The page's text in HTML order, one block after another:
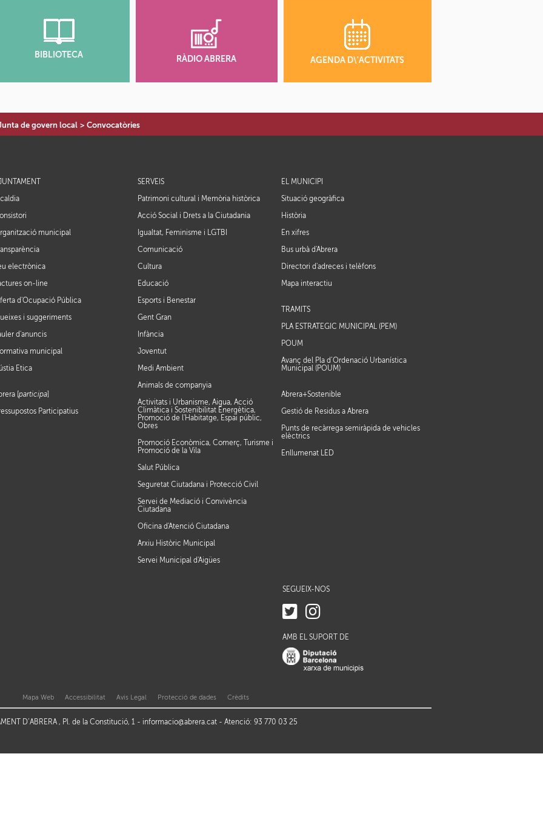
BIBLIOTECA RÀDIO ABRERA AGENDA D\'ACTIVITATS
de govern local > Convocatòries
municipal
electrònica
on-line
d'Ocupació Pública
i suggeriments
d'anuncis
municipal
Ètica
SERVEIS
Patrimoni cultural i Memòria històrica
Acció Social i Drets a la Ciutadania
Igualtat, Feminisme i LGTBI
Comunicació
Cultura
Educació
Esports i Benestar
Gent Gran
Infància
Joventut
Medi Ambient
Animals de companyia
Activitats i Urbanisme, Aigua, Acció
Climàtica i Sostenibilitat Energètica,
Promoció de l'Habitatge, Espai públic,
Obres
Promoció Econòmica, Comerç, Turisme i
Promoció de la Vila
Salut Pública
Seguretat Ciutadana i Protecció Civil
Servei de Mediació i Convivència
Ciutadana
Oficina d'Atenció Ciutadana
Arxiu Històric Municipal
Servei Municipal d'Aigües
EL MUNICIPI
Situació geogràfica
Història
En xifres
Bus urbà d'Abrera
Directori d'adreces i telèfons
Mapa interactiu
TRÀMITS
PLA ESTRATÈGIC MUNICIPAL (PEM)
POUM
Avanç del Pla d’Ordenació Urbanística
Municipal (POUM)
[participa]
Participatius
Abrera+Sostenible
Gestió de Residus a Abrera
Punts de recàrrega semiràpida de vehicles
elèctrics
Enllumenat LED
SEGUEIX-NOS
AMB EL SUPORT DE
Mapa Web Accessibilitat Avis Legal Protecció de dades Crèdits
D’ABRERA , Pl. de la Constitució, 1 - informacio@abrera.cat - Atenció: 93 770 03 25